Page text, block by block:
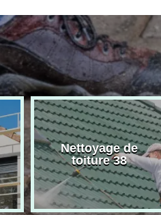
Nettoyage de
toiture 38